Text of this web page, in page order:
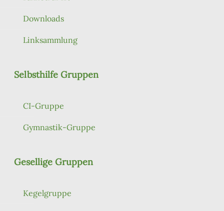
Downloads
Linksammlung
Selbsthilfe Gruppen
CI-Gruppe
Gymnastik-Gruppe
Gesellige Gruppen
Kegelgruppe